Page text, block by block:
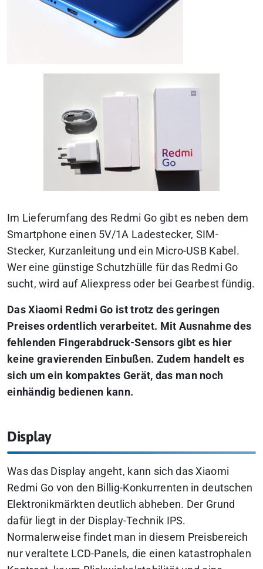
Im Lieferumfang des Redmi Go gibt es neben dem
Smartphone einen 5V/1A Ladestecker, SIM-
Stecker, Kurzanleitung und ein Micro-USB Kabel.
Wer eine günstige Schutzhülle für das Redmi Go
sucht, wird auf Aliexpress oder bei Gearbest fündig.
Das Xiaomi Redmi Go ist trotz des geringen
Preises ordentlich verarbeitet. Mit Ausnahme des
fehlenden Fingerabdruck-Sensors gibt es hier
keine gravierenden Einbußen. Zudem handelt es
sich um ein kompaktes Gerät, das man noch
einhändig bedienen kann.
Display
Was das Display angeht, kann sich das Xiaomi
Redmi Go von den Billig-Konkurrenten in deutschen
Elektronikmärkten deutlich abheben. Der Grund
dafür liegt in der Display-Technik IPS.
Normalerweise findet man in diesem Preisbereich
nur veraltete LCD-Panels, die einen katastrophalen